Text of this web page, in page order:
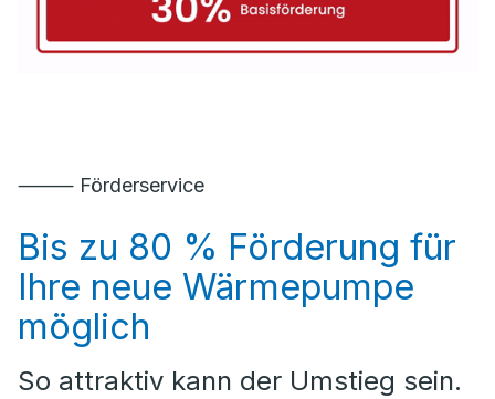
⸻ Förderservice
Bis zu 80 % Förderung für
Ihre neue Wärmepumpe
möglich
So attraktiv kann der Umstieg sein.